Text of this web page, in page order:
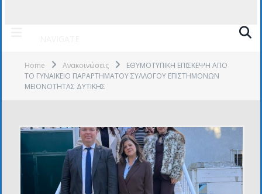
Home Ανακοινώσεις
ΕΘΥΜΟΤΥΠΙΚΗ ΕΠΙΣΚΕΨΗ ΑΠΟ
ΤΟ ΓΥΝΑΙΚΕΙΟ ΠΑΡΑΡΤΗΜΑΤΟΥ ΣΥΛΛΟΓΟΥ ΕΠΙΣΤΗΜΟΝΩΝ
ΜΕΙΟΝΟΤΗΤΑΣ ΔΥΤΙΚΗΣ